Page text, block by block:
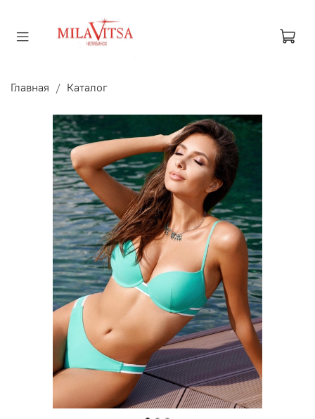
Главная Каталог